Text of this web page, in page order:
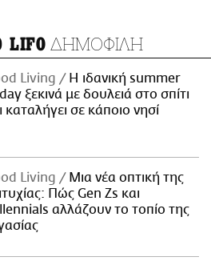
LIFO ΔΗΜΟΦΙΛΗ
Living
Η ιδανική summer
ξεκινά με δουλειά στο σπίτι
καταλήγει σε κάποιο νησί
Living
Μια νέα οπτική της
Πώς Gen Zs και
αλλάζουν το τοπίο της